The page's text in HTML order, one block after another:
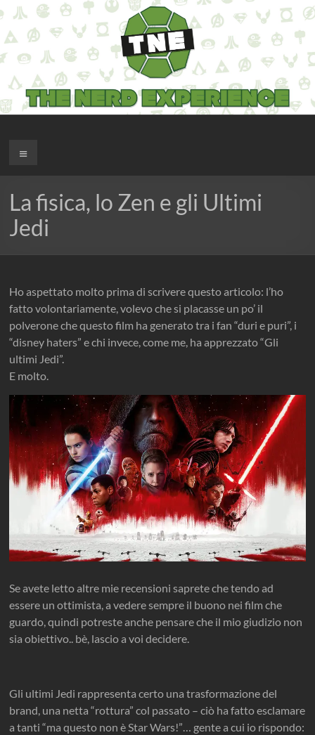
Salta
al
contenuto
The Nerd Experience
Menu
La fisica, lo Zen e gli Ultimi
Jedi
Ho aspettato molto prima di scrivere questo articolo: l’ho
fatto volontariamente, volevo che si placasse un po’ il
polverone che questo film ha generato tra i fan “duri e puri”, i
“disney haters” e chi invece, come me, ha apprezzato “Gli
ultimi Jedi”.
E molto.
Se avete letto altre mie recensioni saprete che tendo ad
essere un ottimista, a vedere sempre il buono nei film che
guardo, quindi potreste anche pensare che il mio giudizio non
sia obiettivo.. bè, lascio a voi decidere.
Gli ultimi Jedi rappresenta certo una trasformazione del
brand, una netta “rottura” col passato – ciò ha fatto esclamare
a tanti “ma questo non è Star Wars!”… gente a cui io rispondo: